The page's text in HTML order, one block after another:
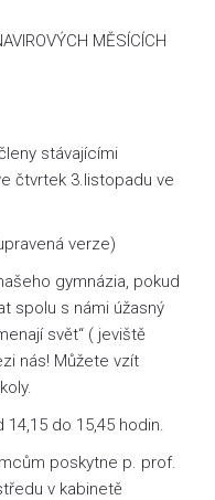
MĚSÍCÍCH
stávajícími
čtvrtek 3.listopadu ve
verze)
gymnázia, pokud
spolu s námi úžasný
svět“ ( jeviště
nás! Můžete vzít
do 15,45 hodin.
poskytne p. prof.
v kabinetě